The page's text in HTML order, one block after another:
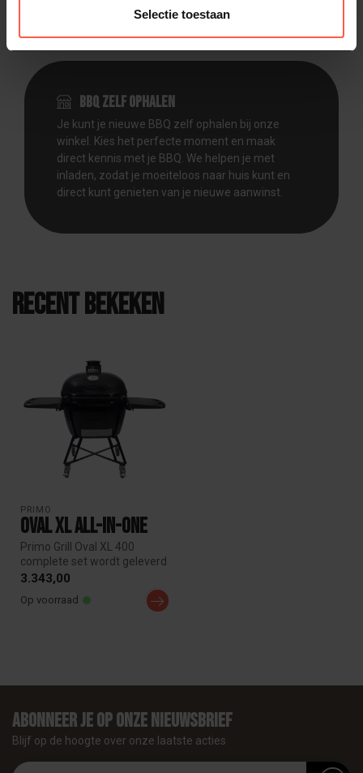
Selectie toestaan
BBQ zelf ophalen
Je kunt je nieuwe BBQ zelf ophalen bij onze
winkel. Kies het perfecte moment en maak
direct kennis met je BBQ. We helpen je met
inladen, zodat je moeiteloos naar huis kunt en
direct kunt genieten van je nieuwe aanwinst.
Recent bekeken
PRIMO
Oval XL All-in-one
Primo Grill Oval XL 400
complete set wordt geleverd
met onderstel, zijtafels, hi...
3.343,00
Op voorraad
Abonneer je op onze nieuwsbrief
Blijf op de hoogte over onze laatste acties